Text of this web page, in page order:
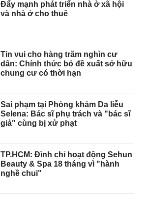
Đẩy mạnh phát triển nhà ở xã hội
và nhà ở cho thuê
Tin vui cho hàng trăm nghìn cư
dân: Chính thức bỏ đề xuất sở hữu
chung cư có thời hạn
Sai phạm tại Phòng khám Da liễu
Selena: Bác sĩ phụ trách và "bác sĩ
giả" cùng bị xử phạt
TP.HCM: Đình chỉ hoạt động Sehun
Beauty & Spa 18 tháng vì "hành
nghề chui"